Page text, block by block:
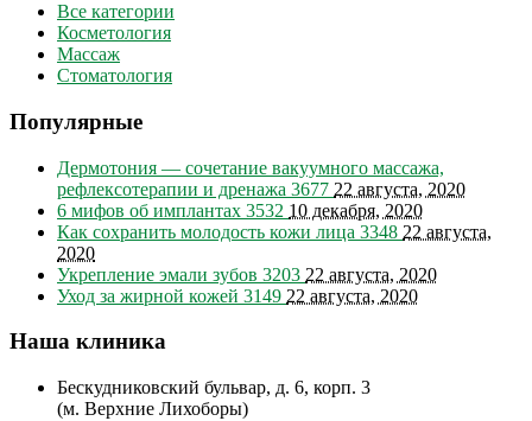
Все категории
Косметология
Массаж
Стоматология
Популярные
Дермотония — сочетание вакуумного массажа,
рефлексотерапии и дренажа 3677 22 августа, 2020
6 мифов об имплантах 3532 10 декабря, 2020
Как сохранить молодость кожи лица 3348 22 августа,
2020
Укрепление эмали зубов 3203 22 августа, 2020
Уход за жирной кожей 3149 22 августа, 2020
Наша клиника
Бескудниковский бульвар, д. 6, корп. 3
(м. Верхние Лихоборы)